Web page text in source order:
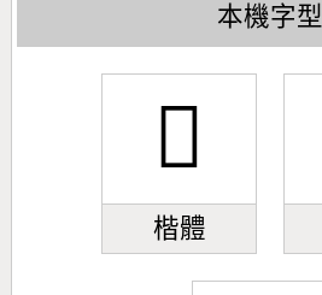
本機字型
𫍙
楷體